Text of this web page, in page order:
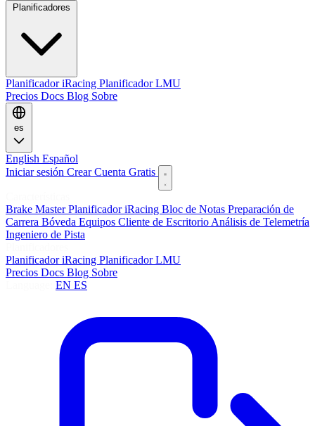
Planificador iRacing Planificador LMU
Precios Docs Blog Sobre
es
English Español
Iniciar sesión Crear Cuenta Gratis
Brake MasterPlanificador iRacing Bloc de Notas Preparación de
Carrera Bóveda Equipos Cliente de Escritorio Análisis de Telemetría
Ingeniero de Pista
Planificador iRacing Planificador LMU
Precios Docs Blog Sobre
EN ES